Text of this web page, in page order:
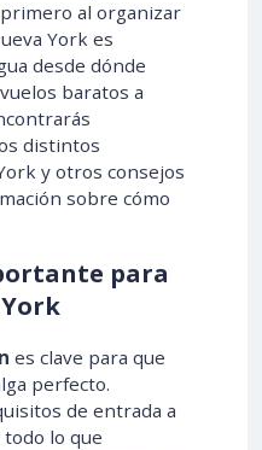
al organizar
York es
desde dónde
baratos a
distintos
y otros consejos
sobre cómo
para
es clave para que
perfecto.
de entrada a
lo que